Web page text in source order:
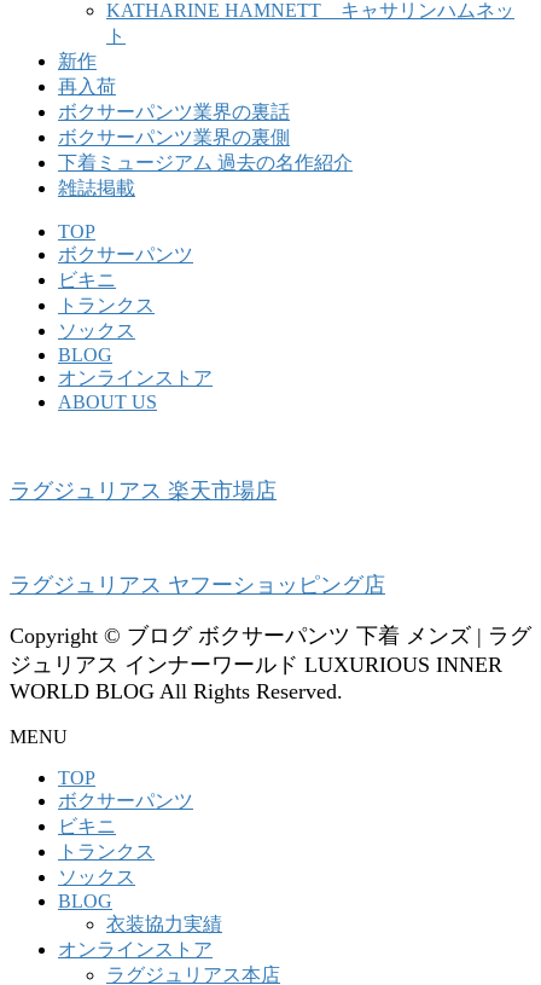
KATHARINE HAMNETT キャサリンハムネッ
ト
新作
再入荷
ボクサーパンツ業界の裏話
ボクサーパンツ業界の裏側
下着ミュージアム 過去の名作紹介
雑誌掲載
TOP
ボクサーパンツ
ビキニ
トランクス
ソックス
BLOG
オンラインストア
ABOUT US
ラグジュリアス 楽天市場店
ラグジュリアス ヤフーショッピング店
Copyright © ブログ ボクサーパンツ 下着 メンズ | ラグ
ジュリアス インナーワールド LUXURIOUS INNER
WORLD BLOG All Rights Reserved.
MENU
TOP
ボクサーパンツ
ビキニ
トランクス
ソックス
BLOG
衣装協力実績
オンラインストア
ラグジュリアス本店